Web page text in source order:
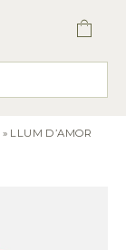
» LLUM D’AMOR